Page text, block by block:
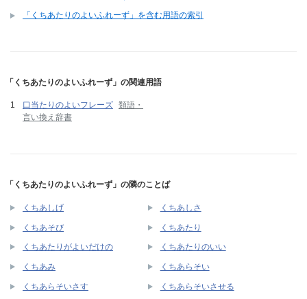
「くちあたりのよいふれーず」を含む用語の索引
「くちあたりのよいふれーず」の関連用語
口当たりのよいフレーズ 類語・
言い換え辞書
「くちあたりのよいふれーず」の隣のことば
くちあしげ くちあしさ
くちあそび くちあたり
くちあたりがよいだけの くちあたりのいい
くちあみ くちあらそい
くちあらそいさす くちあらそいさせる